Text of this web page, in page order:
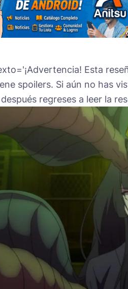
Esta
spoilers. Si aún no has
regreses a leer la